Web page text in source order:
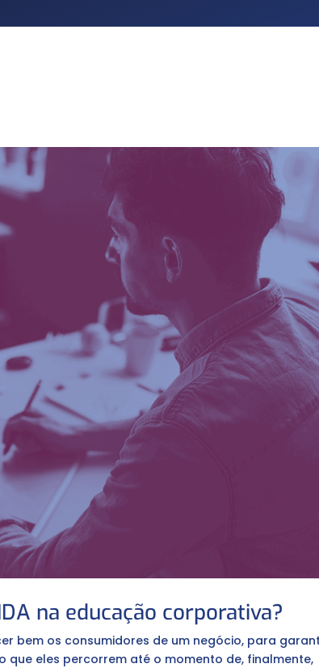
na educação corporativa?⠀
bem os consumidores de um negócio, para
que eles percorrem até o momento de, finalmente,